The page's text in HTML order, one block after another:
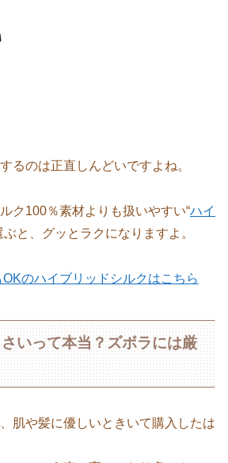
るのは正直しんどいですよね。
ク100％素材よりも扱いやすい“ハイ
ぶと、グッとラクになりますよ。
のハイブリッドシルクはこちら
いって本当？ズボラには厳
肌や髪に優しいときいて購入したは